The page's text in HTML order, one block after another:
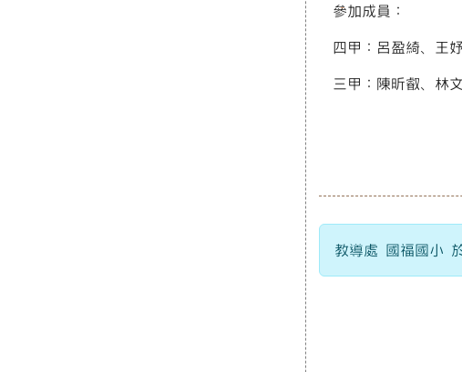
參加成員：
四甲：呂盈綺、王
三甲：陳昕叡、林
教導處 國福國小